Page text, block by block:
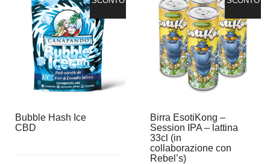
Bubble Hash Ice
CBD
Birra EsotiKong –
Session IPA – lattina
33cl (in
collaborazione con
Rebel’s)